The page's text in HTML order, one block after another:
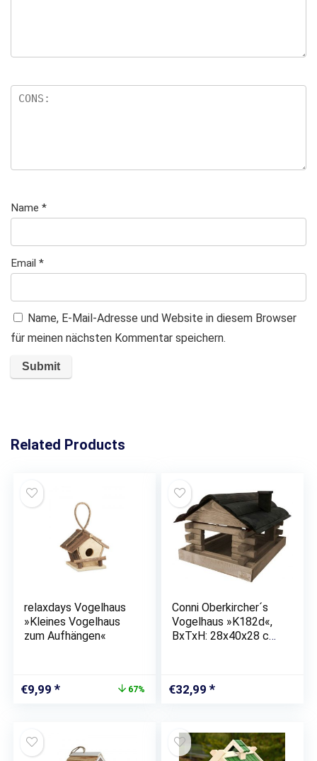
Name *
Email *
Name, E-Mail-Adresse und Website in diesem Browser
für meinen nächsten Kommentar speichern.
Related Products
relaxdays Vogelhaus
»Kleines Vogelhaus
zum Aufhängen«
Ursprünglicher
€9,99
Aktueller
67%
Conni Oberkircher´s
Vogelhaus »K182d«,
BxTxH: 28x40x28 cm,
€32,99